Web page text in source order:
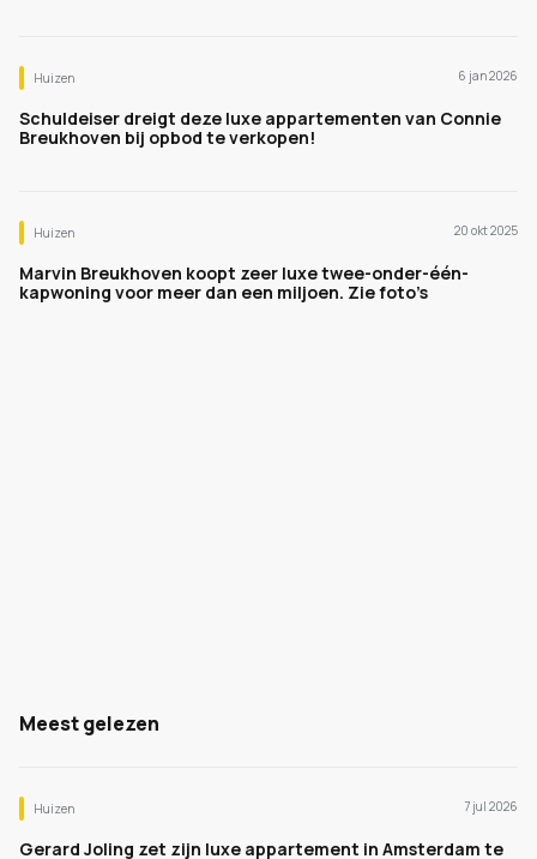
Huizen 6 jan 2026
Schuldeiser dreigt deze luxe appartementen van Connie
Breukhoven bij opbod te verkopen!
Huizen 20 okt 2025
Marvin Breukhoven koopt zeer luxe twee-onder-één-
kapwoning voor meer dan een miljoen. Zie foto’s
Meest gelezen
Huizen 7 jul 2026
Gerard Joling zet zijn luxe appartement in Amsterdam te